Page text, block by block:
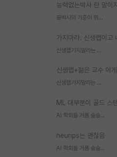
물박사의 기준이 뭐임?
신생랩가지말라는 이유가 있었구나
신생랩가지말라는 이유가 있었구나
AI 학회들 거품 슬슬 지적이 나오네요
neurips는 괜찮음
AI 학회들 거품 슬슬 지적이 나오네요